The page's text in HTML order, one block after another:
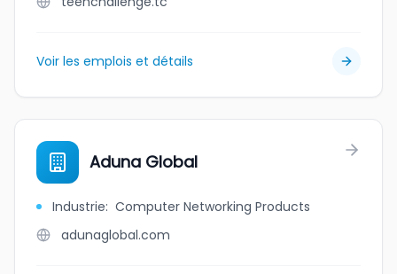
Voir les emplois et détails
Aduna Global
Industrie: Computer Networking Products
adunaglobal.com